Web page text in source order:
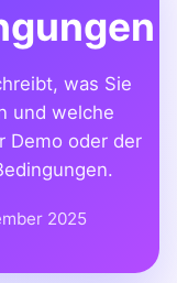
was Sie
und welche
Demo oder der
2025